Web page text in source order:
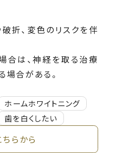
折、変色のリスクを伴
合は、神経を取る治療
場合がある。
ホームホワイトニング
歯を白くしたい
らから